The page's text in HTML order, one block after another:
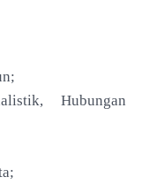
Hubungan